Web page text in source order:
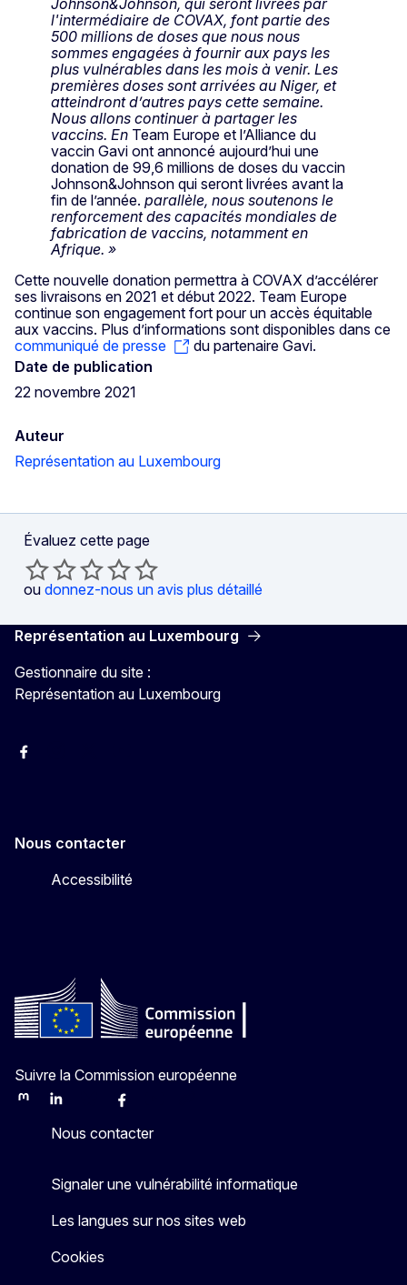
Johnson&Johnson, qui seront livrées par
l'intermédiaire de COVAX, font partie des
500 millions de doses que nous nous
sommes engagées à fournir aux pays les
plus vulnérables dans les mois à venir. Les
premières doses sont arrivées au Niger, et
atteindront d’autres pays cette semaine.
Nous allons continuer à partager les
vaccins. En Team Europe et l’Alliance du
vaccin Gavi ont annoncé aujourd’hui une
donation de 99,6 millions de doses du vaccin
Johnson&Johnson qui seront livrées avant la
fin de l’année. parallèle, nous soutenons le
renforcement des capacités mondiales de
fabrication de vaccins, notamment en
Afrique. »
Cette nouvelle donation permettra à COVAX d’accélérer
ses livraisons en 2021 et début 2022. Team Europe
continue son engagement fort pour un accès équitable
aux vaccins. Plus d’informations sont disponibles dans ce
communiqué de presse
du partenaire Gavi.
Date de publication
22 novembre 2021
Auteur
Représentation au Luxembourg
Évaluez cette page
ou donnez-nous un avis plus détaillé
Représentation au Luxembourg
Gestionnaire du site :
Représentation au Luxembourg
Facebook
Nous contacter
Accessibilité
Suivre la Commission européenne
MastodonLinkedInBlueskyFacebook
Nous contacter
Signaler une vulnérabilité informatique
Les langues sur nos sites web
Cookies